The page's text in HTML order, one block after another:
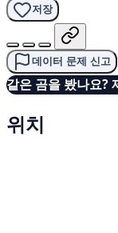
저장
데이터 문제 신고
같은 곰을 봤나요?
위치